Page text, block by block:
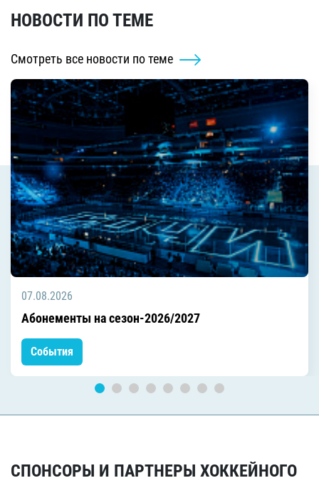
НОВОСТИ ПО ТЕМЕ
Смотреть все новости по теме
07.08.2026
Абонементы на сезон-2026/2027
События
СПОНСОРЫ И ПАРТНЕРЫ ХОККЕЙНОГО